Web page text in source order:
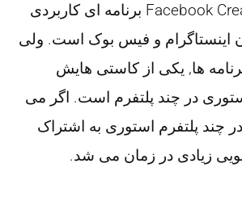
کنید. Facebook Creator Studio برنامه ای کاربردی
اینستاگرام و فیس بوک است. ولی
ها, یکی از کاستی هایش
در چند پلتفرم است. اگر می
چند پلتفرم استوری به اشتراک
زیادی در زمان می شد.